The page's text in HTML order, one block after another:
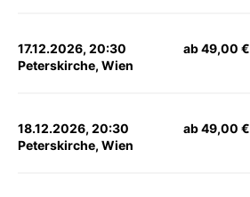
17.12.2026, 20:30
Peterskirche, Wien
ab 49,00 €
18.12.2026, 20:30
Peterskirche, Wien
ab 49,00 €